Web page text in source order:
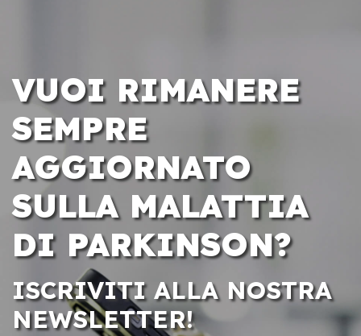
VUOI RIMANERE
SEMPRE
AGGIORNATO
SULLA MALATTIA
DI PARKINSON?
ISCRIVITI ALLA NOSTRA
NEWSLETTER!